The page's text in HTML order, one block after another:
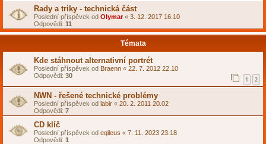
Rady a triky - technická část
Poslední příspěvek od Olymar« 3. 12. 2017 16.10
Odpovědi: 11
Témata
Kde stáhnout alternativní portrét
Poslední příspěvek od Braenn « 22. 7. 2012 22.10
Odpovědi: 30 1 2
NWN - řešené technické problémy
Poslední příspěvek od labir « 20. 2. 2011 20.02
Odpovědi: 7
CD klíč
Poslední příspěvek od eqileus « 7. 11. 2023 23.18
Odpovědi: 1